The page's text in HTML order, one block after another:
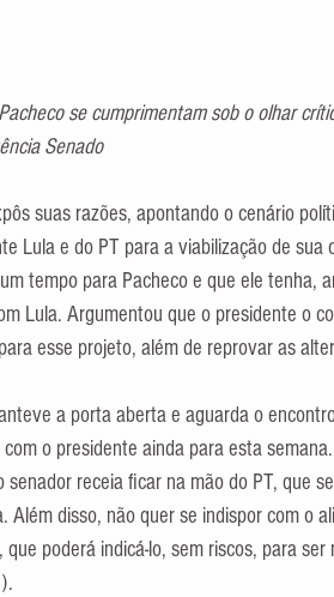
se cumprimentam sob o olhar
Senado
suas razões, apontando o cenário
Lula e do PT para a viabilização de sua
tempo para Pacheco e que ele tenha,
Lula. Argumentou que o presidente o
esse projeto, além de reprovar as
a porta aberta e aguarda o
o presidente ainda para esta
senador receia ficar na mão do PT, que
Além disso, não quer se indispor com o
que poderá indicá-lo, sem riscos, para